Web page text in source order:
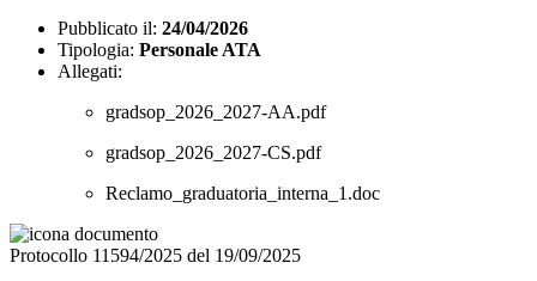
Pubblicato il: 24/04/2026
Tipologia: Personale ATA
Allegati:
gradsop_2026_2027-AA.pdf
gradsop_2026_2027-CS.pdf
Reclamo_graduatoria_interna_1.doc
Protocollo 11594/2025 del 19/09/2025